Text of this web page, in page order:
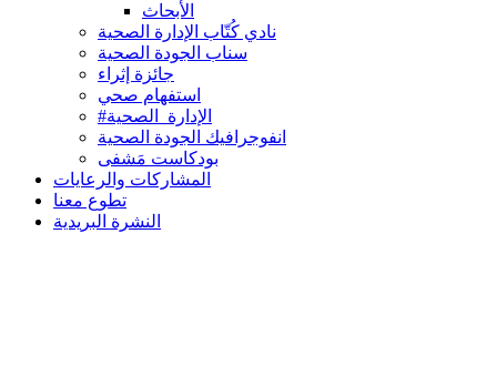
الأبحاث
نادي كُتّاب الإدارة الصحية
سناب الجودة الصحية
جائزة إثراء
استفهام صحي
#الإدارة_الصحية
انفوجرافيك الجودة الصحية
بودكاست مَشفى
المشاركات والرعايات
تطوع معنا
النشرة البريدية